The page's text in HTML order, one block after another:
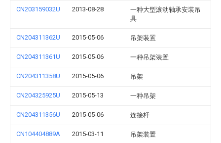
CN203159032U 2013-08-28
一种大型滚动轴承安装吊
具
CN204311362U 2015-05-06 吊架装置
CN204311361U 2015-05-06 一种吊架装置
CN204311358U 2015-05-06 吊架
CN204325925U 2015-05-13 一种吊架
CN204311356U 2015-05-06 连接杆
CN104404889A 2015-03-11 吊架装置